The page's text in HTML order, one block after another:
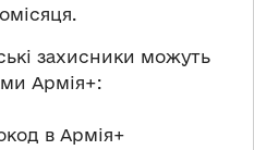
захисники можуть
Армія+:
в Армія+